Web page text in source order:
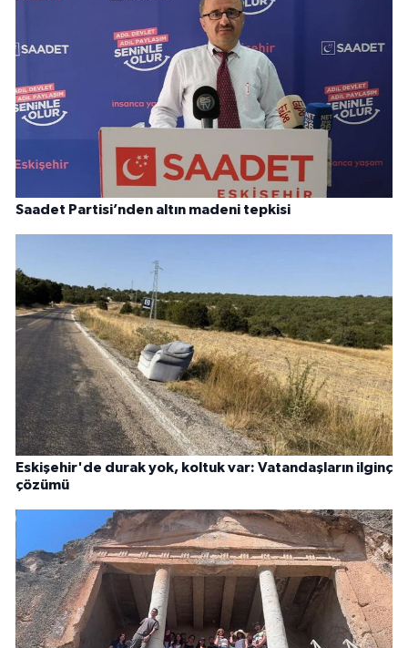
Saadet Partisi’nden altın madeni tepkisi
Eskişehir'de durak yok, koltuk var: Vatandaşların ilginç
çözümü